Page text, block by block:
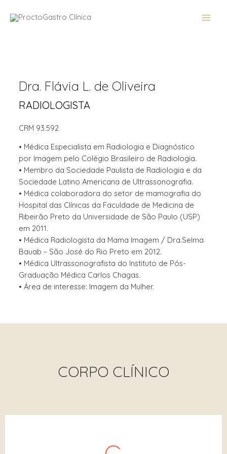
Dra. Flávia L. de Oliveira
RADIOLOGISTA
CRM 93.592
• Médica Especialista em Radiologia e Diagnóstico
por Imagem pelo Colégio Brasileiro de Radiologia.
• Membro da Sociedade Paulista de Radiologia e da
Sociedade Latino Americana de Ultrassonografia.
• Médica colaboradora do setor de mamografia do
Hospital das Clínicas da Faculdade de Medicina de
Ribeirão Preto da Universidade de São Paulo (USP)
em 2011.
• Médica Radiologista da Mama Imagem / Dra.Selma
Bauab – São José do Rio Preto em 2012.
• Médica Ultrassonografista do Instituto de Pós-
Graduação Médica Carlos Chagas.
• Área de interesse: Imagem da Mulher.
CORPO CLÍNICO